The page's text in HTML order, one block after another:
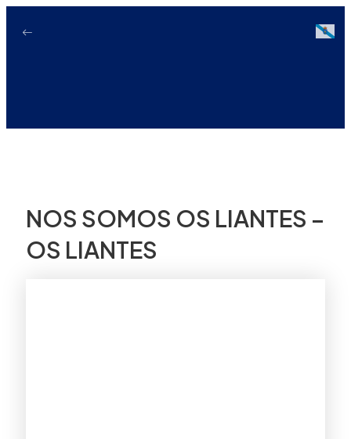
NOS SOMOS OS LIANTES –
OS LIANTES